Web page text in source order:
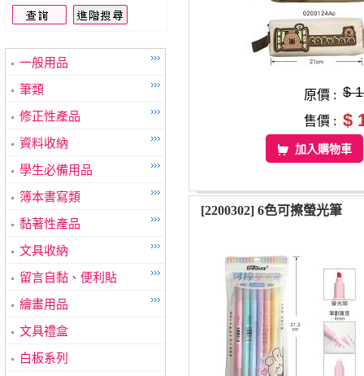
一般用品
筆類
修正性產品
資料收納
學生必備用品
簿本書寫類
黏著性產品
文具收納
留言自黏、便利貼
繪畫用品
文具禮盒
白板系列
原價 : $
售價 : $
加入購物車
[2200302] 6色可擦螢光筆